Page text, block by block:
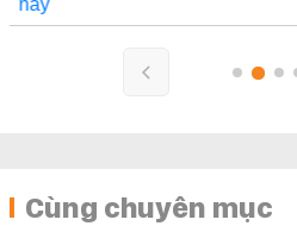
Cùng chuyên mục